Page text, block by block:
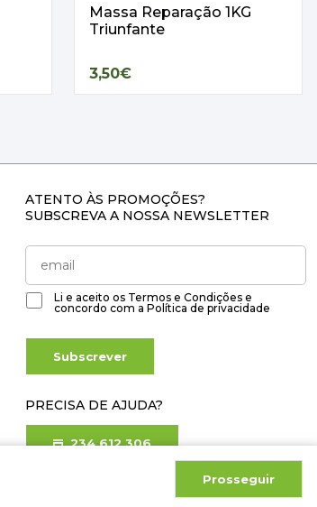
Massa Reparação 1KG
Triunfante
3,50€
Prosseguir
ATENTO ÀS PROMOÇÕES?
SUBSCREVA A NOSSA NEWSLETTER
Li e aceito os Termos e Condições e
concordo com a Política de privacidade
Subscrever
PRECISA DE AJUDA?
234 612 306